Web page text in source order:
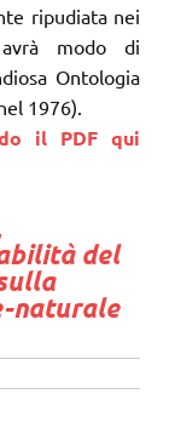
ripudiata nei
modo di
Ontologia
1976).
il PDF qui
del
naturale